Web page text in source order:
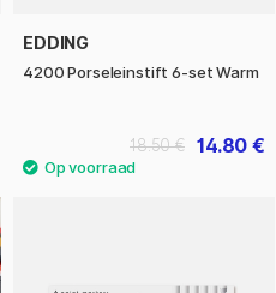
EDDING
4200 Porseleinstift 6-set Warm
14.80 €
18.50 €